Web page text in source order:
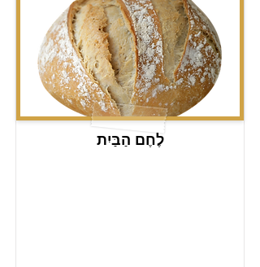
לֶחֶם הַבַּיִת